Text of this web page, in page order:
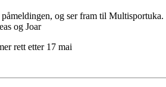
og ser fram til Multisportuka.
og Joar
rett etter 17 mai